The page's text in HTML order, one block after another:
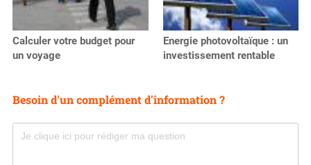
Calculer votre budget pour
un voyage
Energie photovoltaïque : un
investissement rentable
Besoin d'un complément d'information ?